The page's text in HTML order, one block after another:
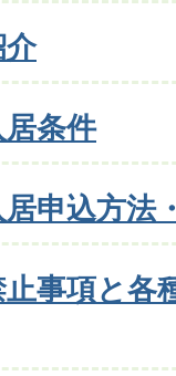
条件
申込方法
事項と各